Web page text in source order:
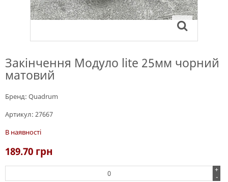
Закінчення Модуло lite 25мм чорний
матовий
Бренд: Quadrum
Артикул: 27667
В наявності
189.70 грн
+
-